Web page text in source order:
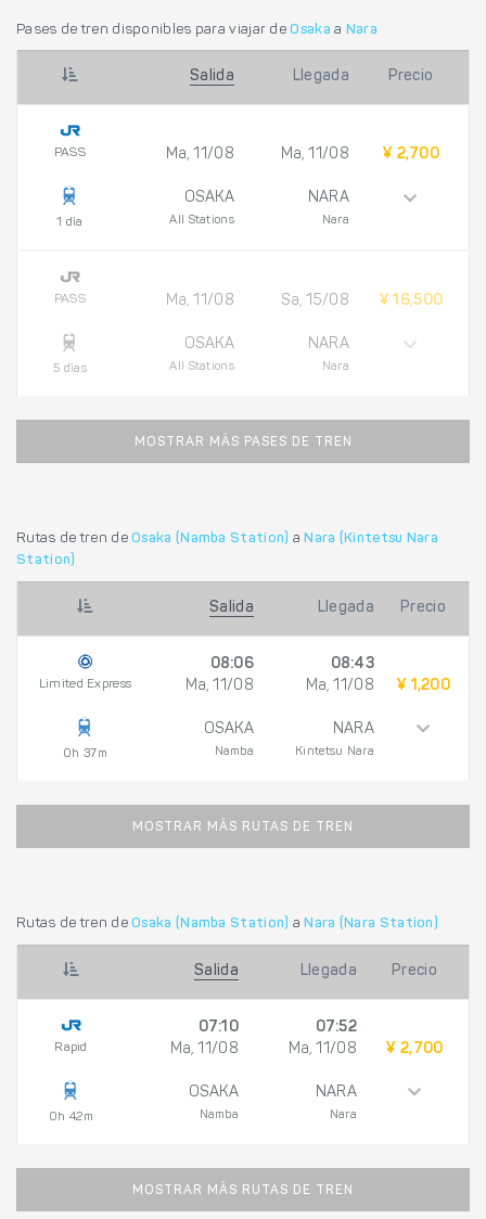
Pases de tren disponibles para viajar deOsaka a Nara
Salida Llegada Precio
PASS
1 día
Ma, 11/08
OSAKA
All Stations
Ma, 11/08
NARA
Nara
¥ 2,700
PASS
5 días
Ma, 11/08
OSAKA
All Stations
Sa, 15/08
NARA
Nara
¥ 16,500
MOSTRAR MÁS PASES DE TREN
Rutas de tren deOsaka (Namba Station) a Nara (Kintetsu Nara
Station)
Salida Llegada Precio
Limited Express
0h 37m
08:06
Ma, 11/08
OSAKA
Namba
08:43
Ma, 11/08
NARA
Kintetsu Nara
¥ 1,200
MOSTRAR MÁS RUTAS DE TREN
Rutas de tren deOsaka (Namba Station) a Nara (Nara Station)
Salida Llegada Precio
Rapid
0h 42m
07:10
Ma, 11/08
OSAKA
Namba
07:52
Ma, 11/08
NARA
Nara
¥ 2,700
MOSTRAR MÁS RUTAS DE TREN